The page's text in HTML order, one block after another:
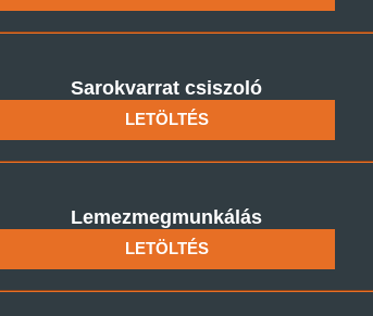
Sarokvarrat csiszoló
LETÖLTÉS
Lemezmegmunkálás
LETÖLTÉS